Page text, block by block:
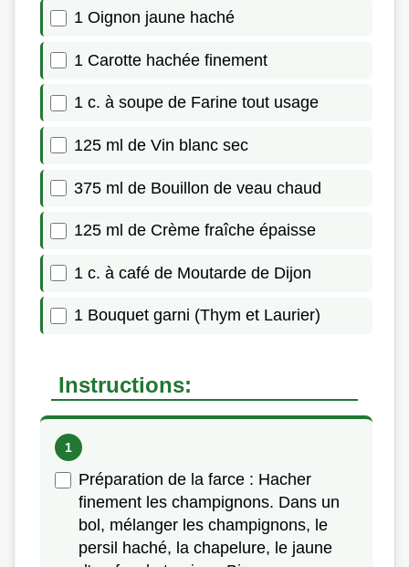
1 Oignon jaune haché
1 Carotte hachée finement
1 c. à soupe de Farine tout usage
125 ml de Vin blanc sec
375 ml de Bouillon de veau chaud
125 ml de Crème fraîche épaisse
1 c. à café de Moutarde de Dijon
1 Bouquet garni (Thym et Laurier)
Instructions:
Préparation de la farce : Hacher
finement les champignons. Dans un
bol, mélanger les champignons, le
persil haché, la chapelure, le jaune